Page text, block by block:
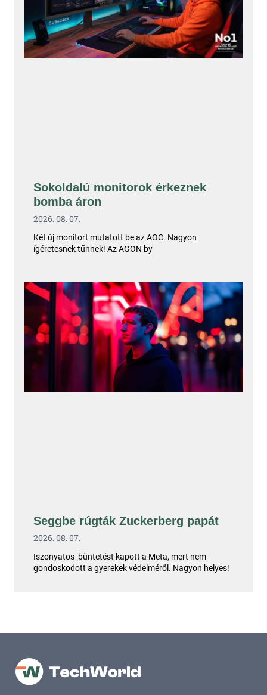
Sokoldalú monitorok érkeznek
bomba áron
2026. 08. 07.
Két új monitort mutatott be az AOC. Nagyon
ígéretesnek tűnnek! Az AGON by
Seggbe rúgták Zuckerberg papát
2026. 08. 07.
Iszonyatos büntetést kapott a Meta, mert nem
gondoskodott a gyerekek védelméről. Nagyon helyes!